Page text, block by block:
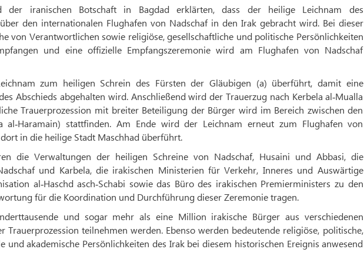
der iranischen Botschaft in Bagdad erklärten, dass der heilige Leichnam des
den internationalen Flughafen von Nadschaf in den Irak gebracht wird. Bei dieser
von Verantwortlichen sowie religiöse, gesellschaftliche und politische Persönlichkeiten
und eine offizielle Empfangszeremonie wird am Flughafen von Nadschaf
zum heiligen Schrein des Fürsten der Gläubigen (a) überführt, damit eine
Abschieds abgehalten wird. Anschließend wird der Trauerzug nach Kerbela al‑Mualla
Trauerprozession mit breiter Beteiligung der Bürger wird im Bereich zwischen den
al‑Haramain) stattfinden. Am Ende wird der Leichnam erneut zum Flughafen von
in die heilige Stadt Maschhad überführt.
die Verwaltungen der heiligen Schreine von Nadschaf, Husaini und Abbasi, die
und Karbela, die irakischen Ministerien für Verkehr, Inneres und Auswärtige
al‑Haschd asch‑Schabi sowie das Büro des irakischen Premierministers zu den
für die Koordination und Durchführung dieser Zeremonie tragen.
und sogar mehr als eine Million irakische Bürger aus verschiedenen
Trauerprozession teilnehmen werden. Ebenso werden bedeutende religiöse, politische,
und akademische Persönlichkeiten des Irak bei diesem historischen Ereignis anwesend